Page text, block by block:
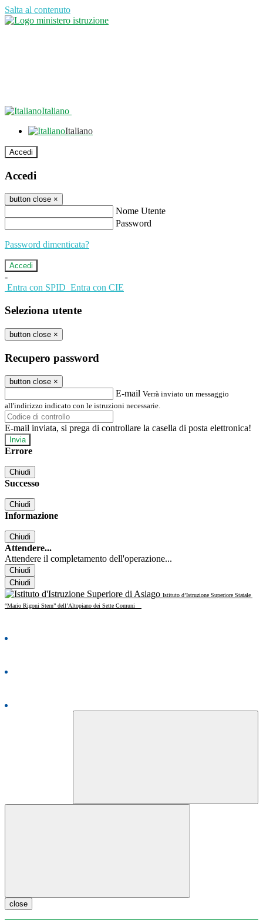
Salta al contenuto
Italiano
Italiano
Accedi
Accedi
button close ×
Nome Utente
Password
Password dimenticata?
-
Entra con SPID Entra con CIE
Seleziona utente
button close ×
Recupero password
button close ×
E-mail Verrà inviato un messaggio
all'indirizzo indicato con le istruzioni necessarie.
E-mail inviata, si prega di controllare la casella di posta elettronica!
Errore
Chiudi
Successo
Chiudi
Informazione
Chiudi
Attendere...
Attendere il completamento dell'operazione...
Chiudi
Chiudi
Istituto d’Istruzione Superiore Statale
“Mario Rigoni Stern” dell’Altopiano dei Sette Comuni
close